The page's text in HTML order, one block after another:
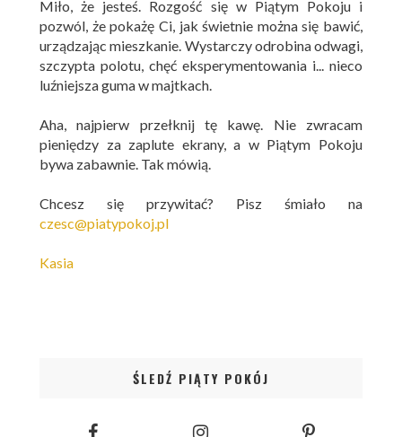
Miło, że jesteś. Rozgość się w Piątym Pokoju i
pozwól, że pokażę Ci, jak świetnie można się bawić,
urządzając mieszkanie. Wystarczy odrobina odwagi,
szczypta polotu, chęć eksperymentowania i... nieco
luźniejsza guma w majtkach.
Aha, najpierw przełknij tę kawę. Nie zwracam
pieniędzy za zaplute ekrany, a w Piątym Pokoju
bywa zabawnie. Tak mówią.
Chcesz się przywitać? Pisz śmiało na
czesc@piatypokoj.pl
Kasia
ŚLEDŹ PIĄTY POKÓJ